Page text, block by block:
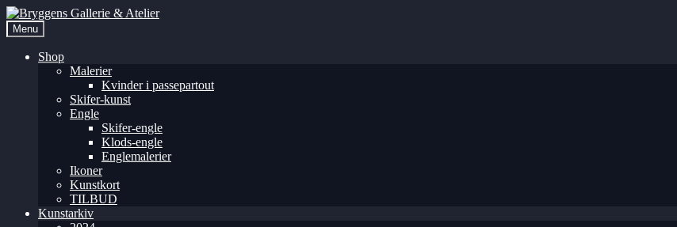
Menu
Shop
Malerier
Kvinder i passepartout
Skifer-kunst
Engle
Skifer-engle
Klods-engle
Englemalerier
Ikoner
Kunstkort
TILBUD
Kunstarkiv